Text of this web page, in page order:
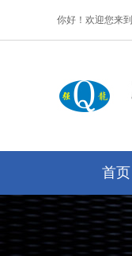
你好！欢迎您来到
首页